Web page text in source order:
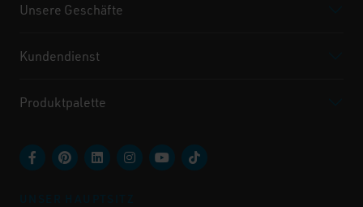
Unsere Geschäfte
Kundendienst
Produktpalette